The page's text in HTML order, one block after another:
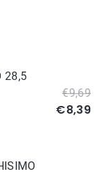
28,5
€9,69
€8,39